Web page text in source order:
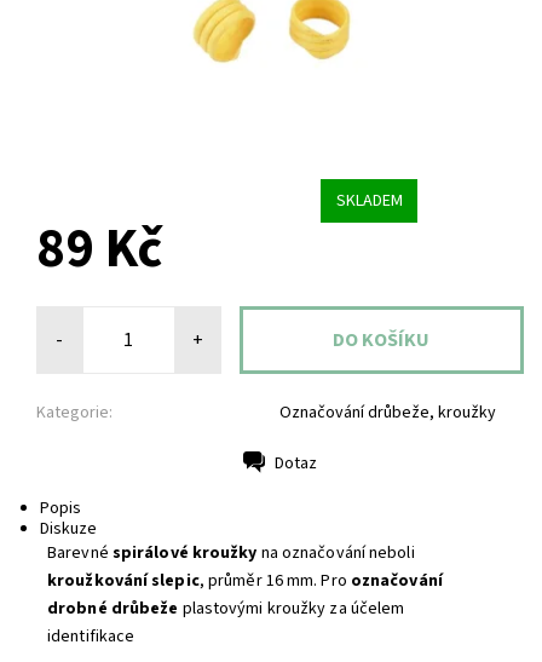
SKLADEM
89 Kč
- +
Kategorie: Označování drůbeže, kroužky
Dotaz
Popis
Diskuze
Barevné spirálové kroužky na označování neboli
kroužkování slepic, průměr 16 mm.Pro označování
drobné drůbeže plastovými kroužky za účelem
identifikace